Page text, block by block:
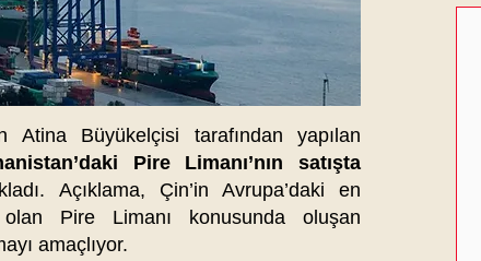
Atina Büyükelçisi tarafından yapılan
Pire Limanı’nın satışta
Açıklama, Çin’in Avrupa’daki en
olan Pire Limanı konusunda oluşan
amaçlıyor.